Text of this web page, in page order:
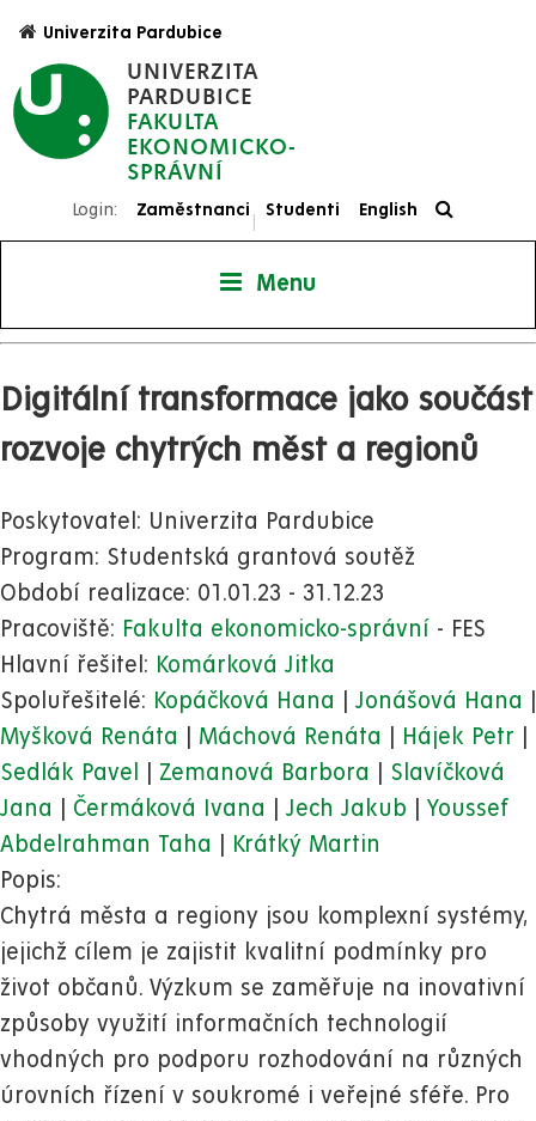
hlavnímu
obsahu
UNIVERZITA
PARDUBICE
FAKULTA
EKONOMICKO-
SPRÁVNÍ
Univerzita Pardubice
Login: Zaměstnanci
|
Studenti English
Menu
Digitální transformace jako součást
rozvoje chytrých měst a regionů
Poskytovatel: Univerzita Pardubice
Program: Studentská grantová soutěž
Období realizace: 01.01.23 - 31.12.23
Pracoviště: Fakulta ekonomicko-správní - FES
Hlavní řešitel: Komárková Jitka
Spoluřešitelé: Kopáčková Hana Jonášová Hana
Myšková Renáta
Máchová Renáta Hájek Petr
Sedlák Pavel
Zemanová Barbora
Slavíčková
Jana
Čermáková Ivana Jech Jakub
Youssef
Abdelrahman Taha
Krátký Martin
Popis:
Chytrá města a regiony jsou komplexní systémy,
jejichž cílem je zajistit kvalitní podmínky pro
život občanů. Výzkum se zaměřuje na inovativní
způsoby využití informačních technologií
vhodných pro podporu rozhodování na různých
úrovních řízení v soukromé i veřejné sféře. Pro